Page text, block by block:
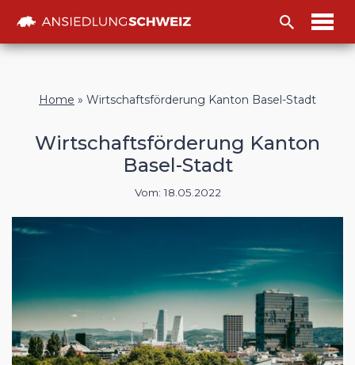
Zum
Home » Wirtschaftsförderung Kanton Basel-Stadt
Wirtschaftsförderung Kanton
Basel-Stadt
Vom:18.05.2022